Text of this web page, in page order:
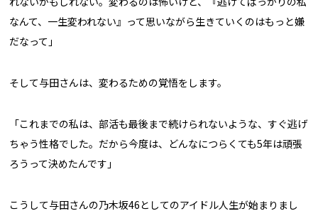
なんて、一生変われない』って思いながら生きていくのはもっと嫌
だなって」
そして与田さんは、変わるための覚悟をします。
「これまでの私は、部活も最後まで続けられないような、すぐ逃げ
ちゃう性格でした。だから今度は、どんなにつらくても5年は頑張
ろうって決めたんです」
こうして与田さんの乃木坂46としてのアイドル人生が始まりまし